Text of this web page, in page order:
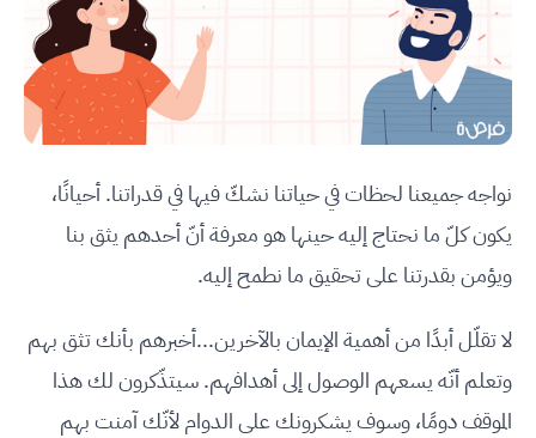
نواجه جميعنا لحظات في حياتنا نشكّ فيها في قدراتنا. أحيانًا،
يكون كلّ ما نحتاج إليه حينها هو معرفة أنّ أحدهم يثق بنا
ويؤمن بقدرتنا على تحقيق ما نطمح إليه.
لا تقلّل أبدًا من أهمية الإيمان بالآخرين...أخبرهم بأنك تثق بهم
وتعلم أنّه يسعهم الوصول إلى أهدافهم. سيتذّكرون لك هذا
الموقف دومًا، وسوف يشكرونك على الدوام لأنّك آمنت بهم